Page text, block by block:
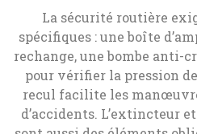
La sécurité routière
spécifiques : une boîte
rechange, une bombe anti-
pour vérifier la pression
recul facilite les
d’accidents. L’extincteur